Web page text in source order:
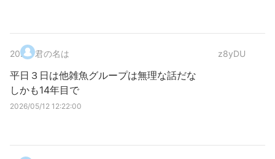
20. 君の名は z8yDU
平日３日は他雑魚グループは無理な話だな
しかも14年目で
2026/05/12 12:22:00